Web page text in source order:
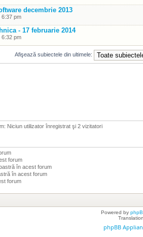
decembrie 2013
6:37 pm
- 17 februarie 2014
6:32 pm
Afişează subiectele din ultimele:
Niciun utilizator înregistrat şi 2 vizitatori
forum
în acest forum
în acest forum
forum
Powered by
phpBB